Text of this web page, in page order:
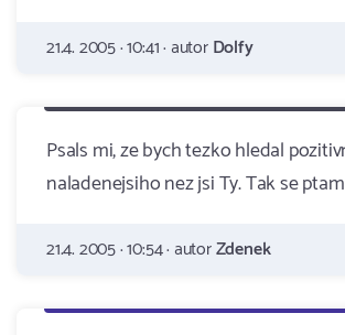
21.4. 2005 · 10:41 · autorDolfy
Psals mi, ze bych tezko hledal
naladenejsiho nez jsi Ty. Tak se
21.4. 2005 · 10:54 · autorZdenek